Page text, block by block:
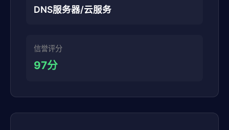
DNS服务器/云服务
信誉评分
97分